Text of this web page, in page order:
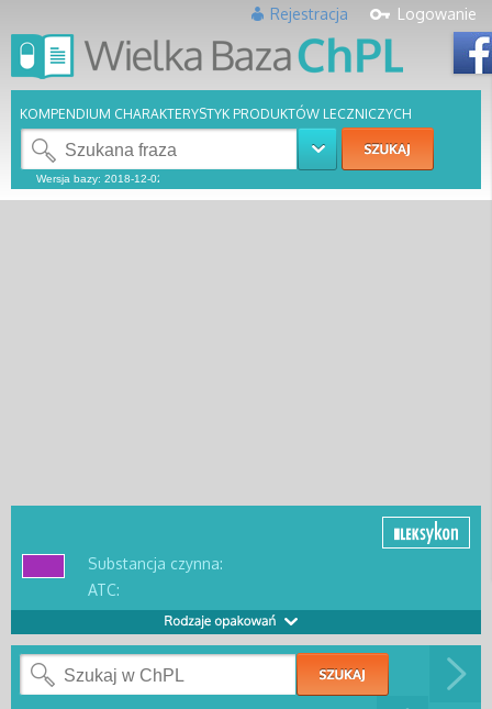
Logowanie
Rejestracja
KOMPENDIUM CHARAKTERYSTYK PRODUKTÓW LECZNICZYCH
Substancja czynna:
ATC: